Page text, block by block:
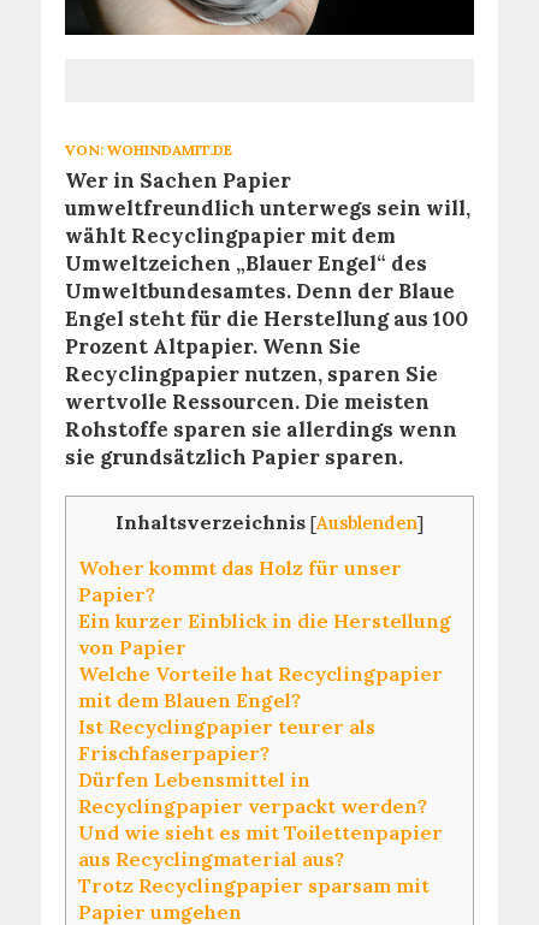
VON: WOHINDAMIT.DE
Wer in Sachen Papier
umweltfreundlich unterwegs sein will,
wählt Recyclingpapier mit dem
Umweltzeichen „Blauer Engel“ des
Umweltbundesamtes. Denn der Blaue
Engel steht für die Herstellung aus 100
Prozent Altpapier. Wenn Sie
Recyclingpapier nutzen, sparen Sie
wertvolle Ressourcen. Die meisten
Rohstoffe sparen sie allerdings wenn
sie grundsätzlich Papier sparen.
Inhaltsverzeichnis [Ausblenden]
Woher kommt das Holz für unser
Papier?
Ein kurzer Einblick in die Herstellung
von Papier
Welche Vorteile hat Recyclingpapier
mit dem Blauen Engel?
Ist Recyclingpapier teurer als
Frischfaserpapier?
Dürfen Lebensmittel in
Recyclingpapier verpackt werden?
Und wie sieht es mit Toilettenpapier
aus Recyclingmaterial aus?
Trotz Recyclingpapier sparsam mit
Papier umgehen